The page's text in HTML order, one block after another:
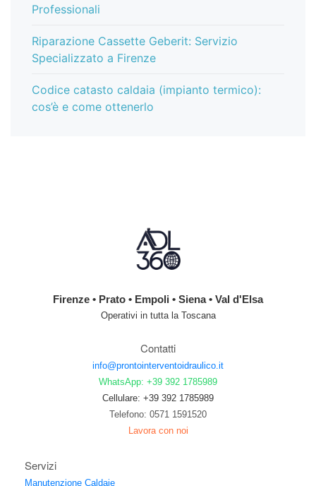
Professionali
Riparazione Cassette Geberit: Servizio
Specializzato a Firenze
Codice catasto caldaia (impianto termico):
cos’è e come ottenerlo
Firenze • Prato • Empoli • Siena • Val d'Elsa
Operativi in tutta la Toscana
Contatti
info@prontointerventoidraulico.it
WhatsApp: +39 392 1785989
Cellulare: +39 392 1785989
Telefono: 0571 1591520
Lavora con noi
Servizi
Manutenzione Caldaie